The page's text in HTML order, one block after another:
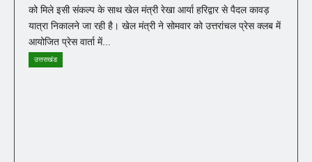
को मिले इसी संकल्प के साथ खेल मंत्री रेखा आर्या हरिद्वार से पैदल कावड़
यात्रा निकालने जा रही है। खेल मंत्री ने सोमवार को उत्तरांचल प्रेस क्लब में
आयोजित प्रेस वार्ता में...
उत्तराखंड